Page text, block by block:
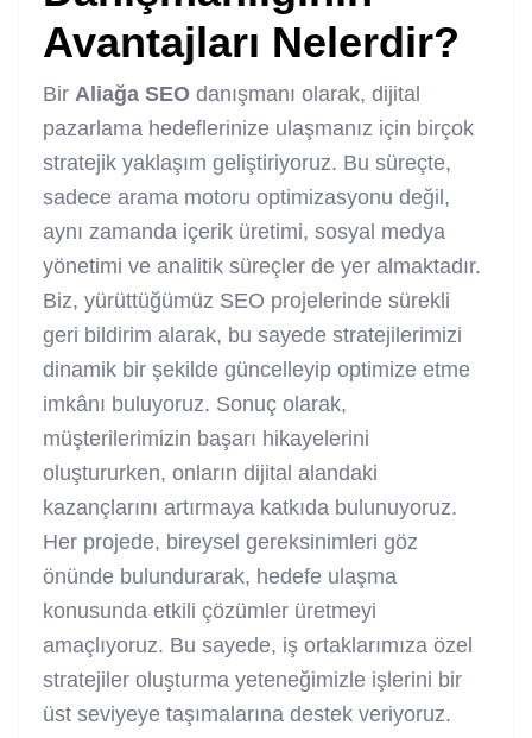
Avantajları Nelerdir?
Bir Aliağa SEO danışmanı olarak, dijital
pazarlama hedeflerinize ulaşmanız için birçok
stratejik yaklaşım geliştiriyoruz. Bu süreçte,
sadece arama motoru optimizasyonu değil,
aynı zamanda içerik üretimi, sosyal medya
yönetimi ve analitik süreçler de yer almaktadır.
Biz, yürüttüğümüz SEO projelerinde sürekli
geri bildirim alarak, bu sayede stratejilerimizi
dinamik bir şekilde güncelleyip optimize etme
imkânı buluyoruz. Sonuç olarak,
müşterilerimizin başarı hikayelerini
oluştururken, onların dijital alandaki
kazançlarını artırmaya katkıda bulunuyoruz.
Her projede, bireysel gereksinimleri göz
önünde bulundurarak, hedefe ulaşma
konusunda etkili çözümler üretmeyi
amaçlıyoruz. Bu sayede, iş ortaklarımıza özel
stratejiler oluşturma yeteneğimizle işlerini bir
üst seviyeye taşımalarına destek veriyoruz.